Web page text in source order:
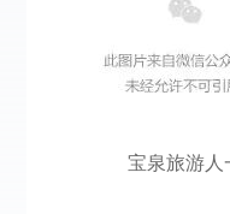
宝泉旅游人